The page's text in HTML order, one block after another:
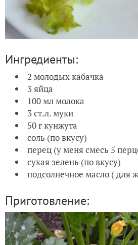
Ингредиенты:
2 молодых кабачка
3 яйца
100 мл молока
3 ст.л. муки
50 г кунжута
соль (по вкусу)
перец (у меня смесь 5
сухая зелень (по вкусу)
подсолнечное масло ( для
Приготовление: